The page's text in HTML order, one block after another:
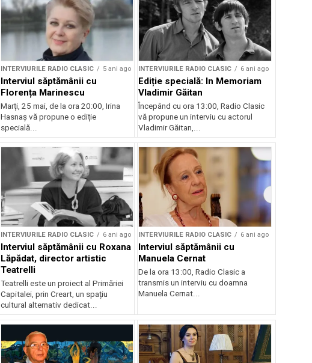
INTERVIURILE RADIO CLASIC 5 ani ago
Interviul săptămânii cu
Florența Marinescu
Marți, 25 mai, de la ora 20:00, Irina
Hasnaș vă propune o ediție
specială...
INTERVIURILE RADIO CLASIC 6 ani ago
Ediție specială: In Memoriam
Vladimir Găitan
Începând cu ora 13:00, Radio Clasic
vă propune un interviu cu actorul
Vladimir Găitan,...
INTERVIURILE RADIO CLASIC 6 ani ago
Interviul săptămânii cu Roxana
Lăpădat, director artistic
Teatrelli
Teatrelli este un proiect al Primăriei
Capitalei, prin Creart, un spațiu
cultural alternativ dedicat...
INTERVIURILE RADIO CLASIC 6 ani ago
Interviul săptămânii cu
Manuela Cernat
De la ora 13:00, Radio Clasic a
transmis un interviu cu doamna
Manuela Cernat...